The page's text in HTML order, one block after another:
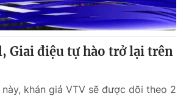
Giai điệu tự hào trở lại trên
khán giả VTV sẽ được dõi theo 2